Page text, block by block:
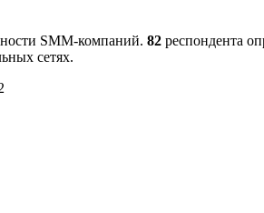
SMM-компаний. 82 респондента
сетях.